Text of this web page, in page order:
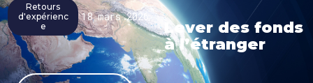
Retours
d'expérienc
e
18 mars 2026
Lever des fonds
à l’étranger